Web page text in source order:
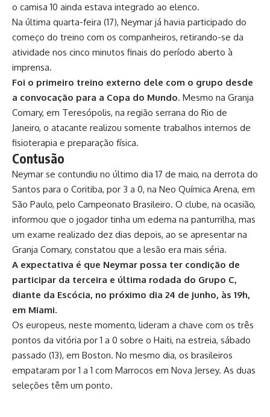
o camisa 10 ainda estava integrado ao elenco.
Na última quarta-feira (17), Neymar já havia participado do
começo do treino com os companheiros, retirando-se da
atividade nos cinco minutos finais do período aberto à
imprensa.
Foi o primeiro treino externo dele com o grupo desde
a convocação para a Copa do Mundo. Mesmo na Granja
Comary, em Teresópolis, na região serrana do Rio de
Janeiro, o atacante realizou somente trabalhos internos de
fisioterapia e preparação física.
Contusão
Neymar se contundiu no último dia 17 de maio, na derrota do
Santos para o Coritiba, por 3 a 0, na Neo Química Arena, em
São Paulo, pelo Campeonato Brasileiro. O clube, na ocasião,
informou que o jogador tinha um edema na panturrilha, mas
um exame realizado dez dias depois, ao se apresentar na
Granja Comary, constatou que a lesão era mais séria.
A expectativa é que Neymar possa ter condição de
participar da terceira e última rodada do Grupo C,
diante da Escócia, no próximo dia 24 de junho, às 19h,
em Miami.
Os europeus, neste momento, lideram a chave com os três
pontos da vitória por 1 a 0 sobre o Haiti, na estreia, sábado
passado (13), em Boston. No mesmo dia, os brasileiros
empataram por 1 a 1 com Marrocos em Nova Jersey. As duas
seleções têm um ponto.